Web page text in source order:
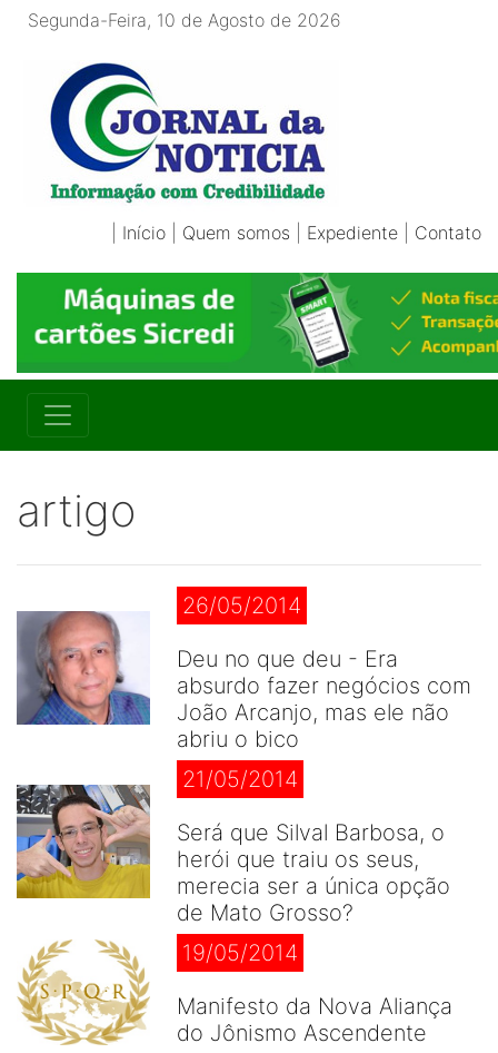
Segunda-Feira, 10 de Agosto de 2026
Início Quem somos Expediente Contato
artigo
26/05/2014
Deu no que deu - Era
absurdo fazer negócios com
João Arcanjo, mas ele não
abriu o bico
21/05/2014
Será que Silval Barbosa, o
herói que traiu os seus,
merecia ser a única opção
de Mato Grosso?
19/05/2014
Manifesto da Nova Aliança
do Jônismo Ascendente